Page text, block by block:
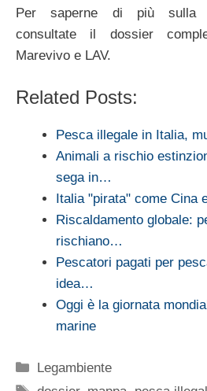
Per saperne di più sulla
consultate il dossier
Marevivo e LAV.
Related Posts:
Pesca illegale in Italia,
Animali a rischio
sega in…
Italia "pirata" come Cina
Riscaldamento globale:
rischiano…
Pescatori pagati per
idea…
Oggi è la giornata
marine
Categorie
Legambiente